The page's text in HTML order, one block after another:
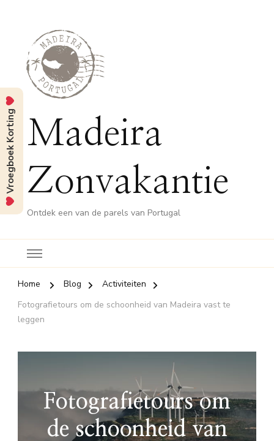
Madeira
Zonvakantie
Ontdek een van de parels van Portugal
Home Blog
Activiteiten
Fotografietours om de schoonheid van Madeira vast te
leggen
Fotografietours om
de schoonheid van
Vroegboek Korting